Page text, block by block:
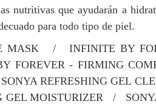
nutritivas que ayudarán a
para todo tipo de piel.
MASK / INFINITE BY
FOREVER - FIRMING
REFRESHING GEL
MOISTURIZER /